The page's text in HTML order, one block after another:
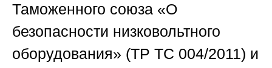
Таможенного союза «О
безопасности низковольтного
оборудования» (ТР ТС 004/2011) и